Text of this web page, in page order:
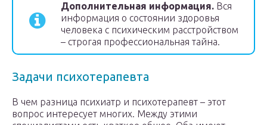
Дополнительная информация. Вся
информация о состоянии здоровья
человека с психическим расстройством
– строгая профессиональная тайна.
Задачи психотерапевта
В чем разница психиатр и психотерапевт – этот
вопрос интересует многих. Между этими